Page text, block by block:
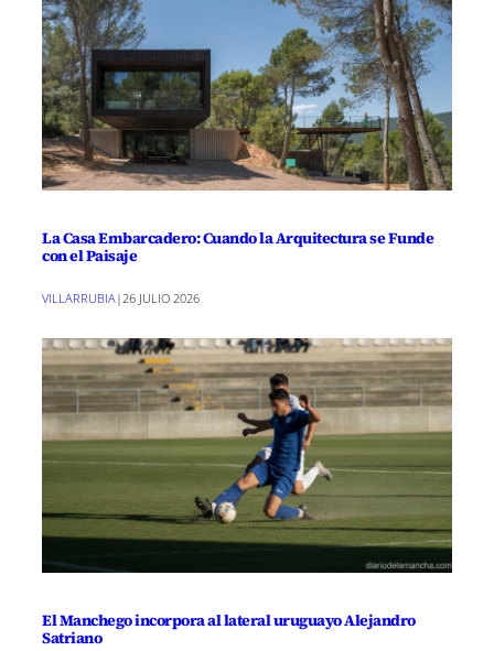
La Casa Embarcadero: Cuando la Arquitectura se Funde
con el Paisaje
VILLARRUBIA | 26 JULIO 2026
El Manchego incorpora al lateral uruguayo Alejandro
Satriano